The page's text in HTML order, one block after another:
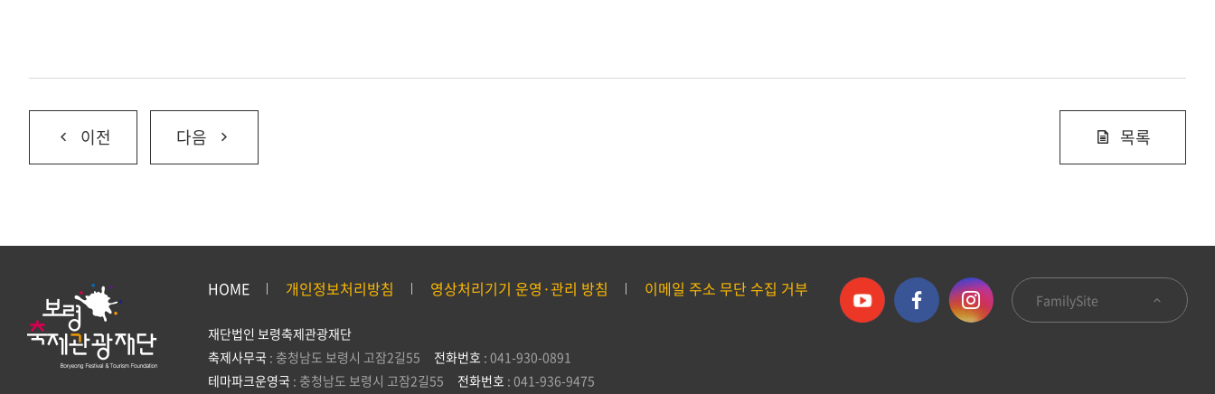
이전 다음 목록
HOME 개인정보처리방침 영상처리기기 운영·관리 방침 이메일 주소 무단 수집 거부
재단법인 보령축제관광재단
축제사무국 : 충청남도 보령시 고잠2길55 전화번호 : 041-930-0891
테마파크운영국 : 충청남도 보령시 고잠2길55 전화번호 : 041-936-9475
FamilySite